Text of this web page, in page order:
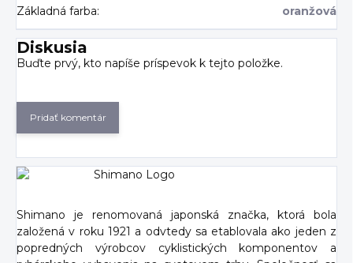
Základná farba: oranžová
Diskusia
Buďte prvý, kto napíše príspevok k tejto položke.
Pridať komentár
Shimano je renomovaná japonská značka, ktorá bola
založená v roku 1921 a odvtedy sa etablovala ako jeden z
popredných výrobcov cyklistických komponentov a